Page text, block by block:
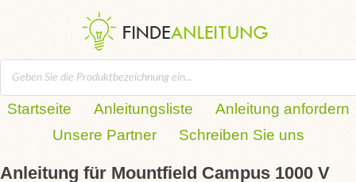
Startseite Anleitungsliste
Anleitung anfordern
Unsere Partner
Schreiben Sie uns
Anleitung für Mountfield Campus 1000 V